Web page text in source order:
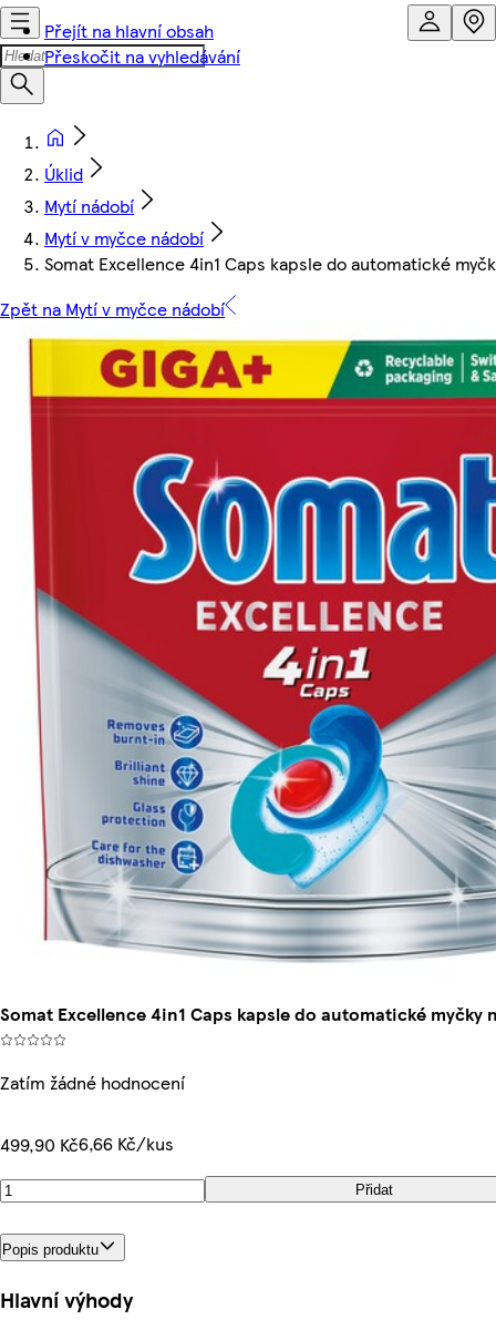
Přejít na hlavní obsah
Přeskočit na vyhledávání
Úklid
Mytí nádobí
Mytí v myčce nádobí
Somat Excellence 4in1 Caps kapsle do automatické
Zpět na Mytí v myčce nádobí
Somat Excellence 4in1 Caps kapsle do automatické myčky
Zatím žádné hodnocení
499,90 Kč6,66 Kč/kus
Přidat
Popis produktu
Hlavní výhody